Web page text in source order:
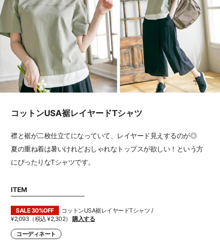
コットンUSA裾レイヤードTシャツ
襟と裾が二枚仕立てになっていて、レイヤード見えするのが◎
夏の重ね着は暑いけれどおしゃれなトップスが欲しい！という方
にぴったりなTシャツです。
ITEM
SALE 30%OFF
コットンUSA裾レイヤードTシャツ /
¥2,093（税込 ¥2,302）購入する
コーディネート